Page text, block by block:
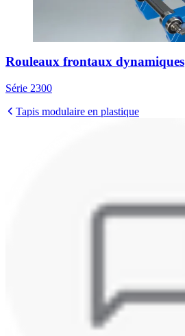
Rouleaux frontaux dynamiques
Série 2300
Tapis modulaire en plastique